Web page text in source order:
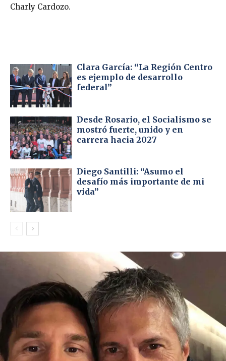
Charly Cardozo.
Clara García: “La Región Centro
es ejemplo de desarrollo
federal”
Desde Rosario, el Socialismo se
mostró fuerte, unido y en
carrera hacia 2027
Diego Santilli: “Asumo el
desafío más importante de mi
vida”